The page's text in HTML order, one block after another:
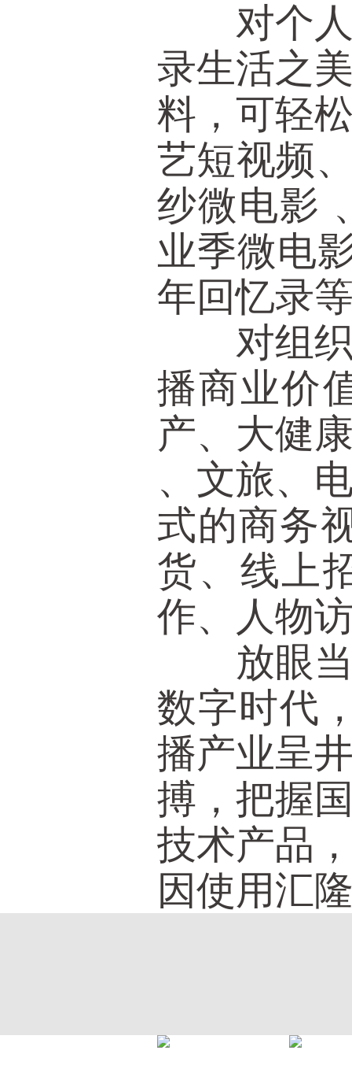
对个人
录生活之
料，可轻
艺短视频
纱微电影
业季微电
年回忆录
对组织
播商业价
产、大健
、文旅、
式的商务
货、线上
作、人物
放眼当
数字时代
播产业呈
搏，把握
技术产品
因使用汇